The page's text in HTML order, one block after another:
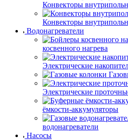
Конвекторы
Конвекторы
Водонагреватели
косвенного нагрева
Электрические
Электрические
ёмкости-аккумуляторы
водонагреватели
Насосы